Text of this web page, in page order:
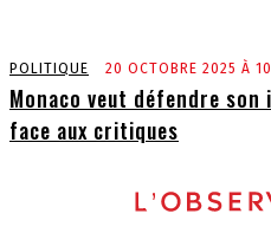
POLITIQUE 20 OCTOBRE 2025 À
Monaco veut défendre
face aux critiques